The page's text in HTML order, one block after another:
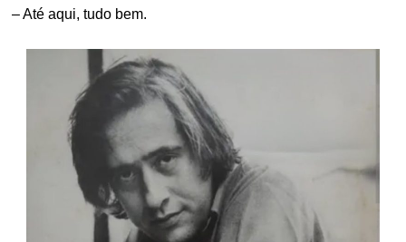
– Até aqui, tudo bem.